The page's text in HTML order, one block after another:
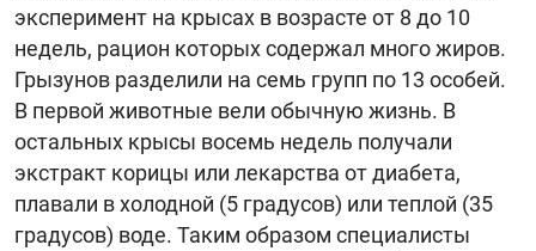
эксперимент на крысах в возрасте от 8 до 10
недель, рацион которых содержал много жиров.
Грызунов разделили на семь групп по 13 особей.
В первой животные вели обычную жизнь. В
остальных крысы восемь недель получали
экстракт корицы или лекарства от диабета,
плавали в холодной (5 градусов) или теплой (35
градусов) воде. Таким образом специалисты